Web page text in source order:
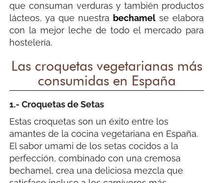
que consuman verduras y también productos
lácteos, ya que nuestra bechamel se elabora
con la mejor leche de todo el mercado para
hostelería.
Las croquetas vegetarianas más
consumidas en España
1.- Croquetas de Setas
Estas croquetas son un éxito entre los
amantes de la cocina vegetariana en España.
El sabor umami de los setas cocidos a la
perfección, combinado con una cremosa
bechamel, crea una deliciosa mezcla que